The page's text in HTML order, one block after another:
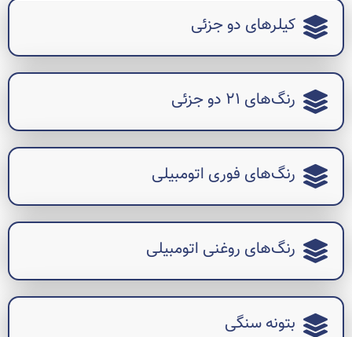
کیلرهای دو جزئی
رنگ‌های ۲۱ دو جزئی
رنگ‌های فوری اتومبیلی
رنگ‌های روغنی اتومبیلی
بتونه سنگی